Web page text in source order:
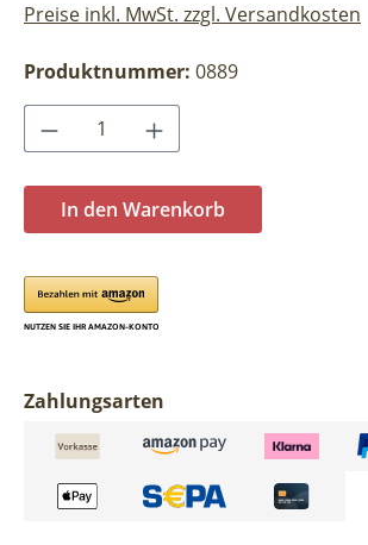
Preise inkl. MwSt. zzgl. Versandkosten
Produktnummer: 0889
Produkt Anzahl: Gib den
In den Warenkorb
Zahlungsarten